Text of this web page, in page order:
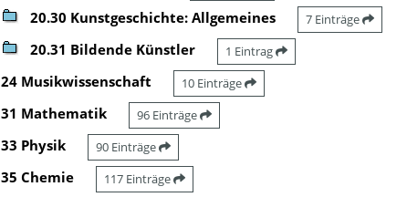
20.30 Kunstgeschichte: Allgemeines 7 Einträge
20.31 Bildende Künstler 1 Eintrag
24 Musikwissenschaft 10 Einträge
31 Mathematik 96 Einträge
33 Physik 90 Einträge
35 Chemie 117 Einträge